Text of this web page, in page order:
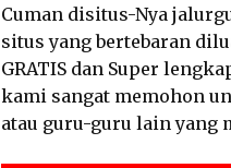
Cuman disitus-Nya
situs yang bertebaran
GRATIS dan Super
kami sangat memohon
atau guru-guru lain yang